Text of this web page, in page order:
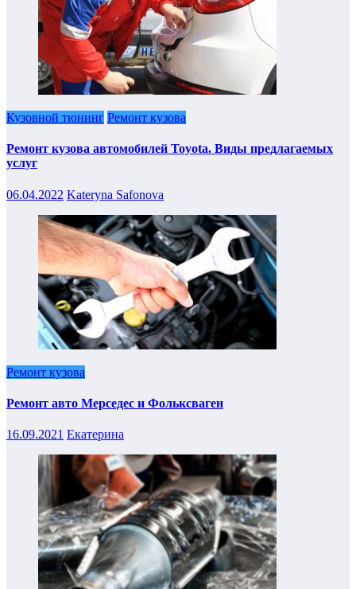
Кузовной тюнинг Ремонт кузова
Ремонт кузова автомобилей Toyota. Виды предлагаемых
услуг
06.04.2022 Kateryna Safonova
Ремонт кузова
Ремонт авто Мерседес и Фольксваген
16.09.2021 Екатерина